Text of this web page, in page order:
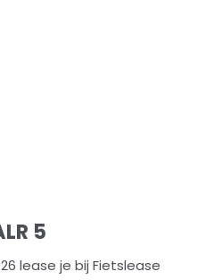
5
lease je bij Fietslease